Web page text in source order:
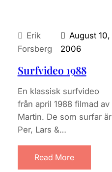
Erik
Forsberg
August 10,
2006
Surfvideo 1988
En klassisk surfvideo
från april 1988 filmad av
Martin. De som surfar är
Per, Lars &…
Read More